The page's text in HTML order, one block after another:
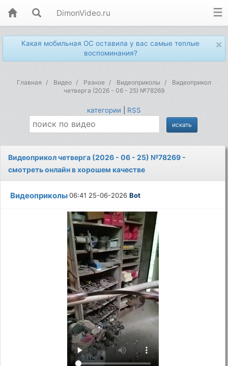
DimonVideo.ru
×
Какая мобильная ОС оставила у вас самые теплые
воспоминания?
Главная Видео Разное Видеоприколы
Видеоприкол
четверга (2026 - 06 - 25) №78269
категории RSS
Видеоприкол четверга (2026 - 06 - 25) №78269 -
смотреть онлайн в хорошем качестве
Видеоприколы06:41 25-06-2026Bot